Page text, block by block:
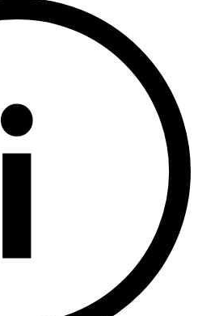
i